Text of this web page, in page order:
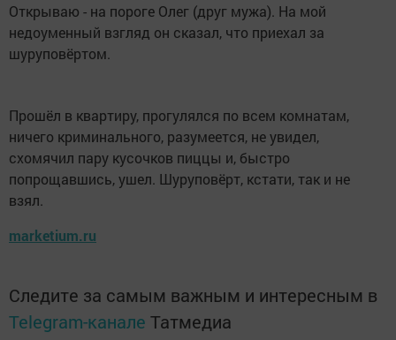
Открываю - на пороге Олег (друг мужа). На мой
недоуменный взгляд он сказал, что приехал за
шуруповёртом.
Прошёл в квартиру, прогулялся по всем комнатам,
ничего криминального, разумеется, не увидел,
схомячил пару кусочков пиццы и, быстро
попрощавшись, ушел. Шуруповёрт, кстати, так и не
взял.
marketium.ru
Следите за самым важным и интересным в
Telegram-канале Татмедиа